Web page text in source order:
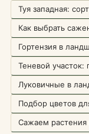
Туя западная:
Как выбрать
Гортензия в
Теневой
Луковичные в
Подбор цветов
Сажаем растения